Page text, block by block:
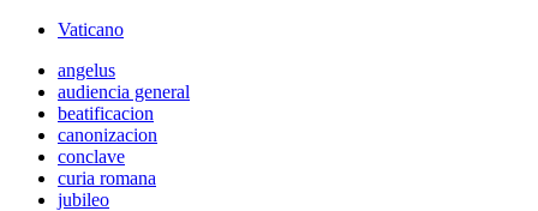
Vaticano
angelus
audiencia general
beatificacion
canonizacion
conclave
curia romana
jubileo